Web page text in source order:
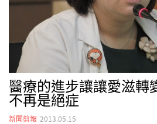
學。 李佳雯指出，即使沒吃藥而發
醫療的進步讓讓愛滋轉
不再是絕症
新聞剪報 2013.05.15